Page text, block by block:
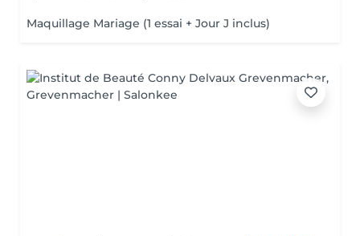
Maquillage Mariage (1 essai + Jour J inclus)